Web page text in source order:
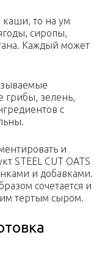
каши, то на ум
сиропы,
Каждый может
грибы, зелень,
с
и
STEEL CUT OATS
и добавками.
сочетается и
тертым сыром.